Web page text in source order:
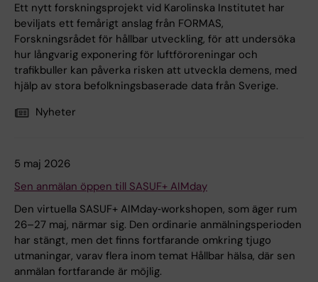
Ett nytt forskningsprojekt vid Karolinska Institutet har
beviljats ett femårigt anslag från FORMAS,
Forskningsrådet för hållbar utveckling, för att undersöka
hur långvarig exponering för luftföroreningar och
trafikbuller kan påverka risken att utveckla demens, med
hjälp av stora befolkningsbaserade data från Sverige.
Nyheter
5 maj 2026
Sen anmälan öppen till SASUF+ AIMday
Den virtuella SASUF+ AIMday‑workshopen, som äger rum
26–27 maj, närmar sig. Den ordinarie anmälningsperioden
har stängt, men det finns fortfarande omkring tjugo
utmaningar, varav flera inom temat Hållbar hälsa, där sen
anmälan fortfarande är möjlig.